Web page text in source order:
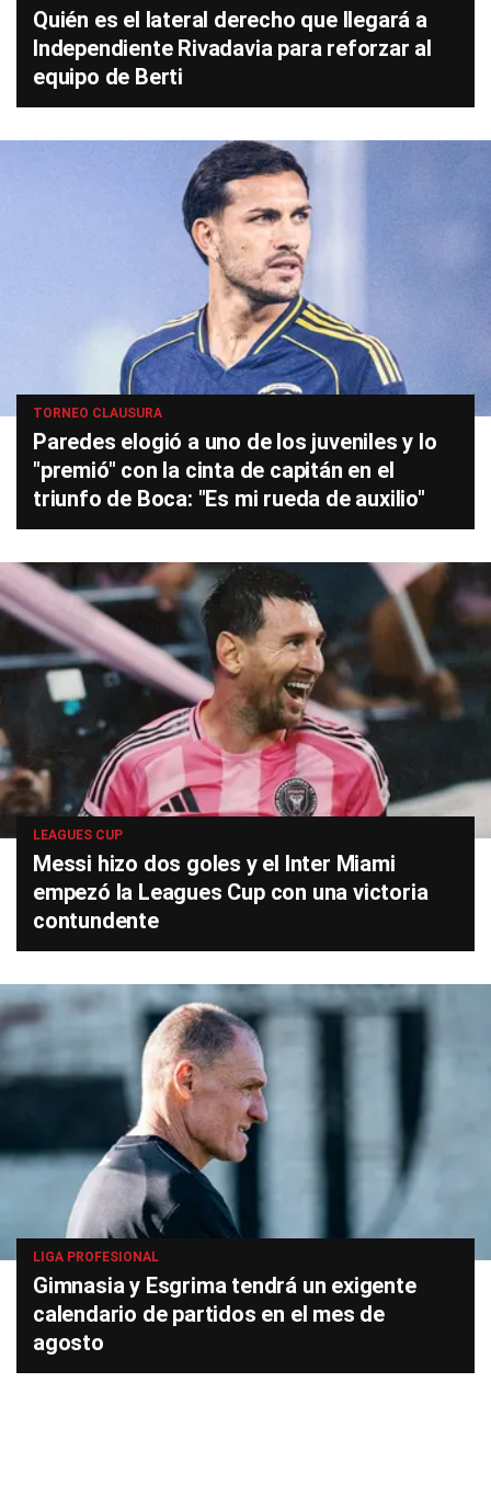
Quién es el lateral derecho que llegará a
Independiente Rivadavia para reforzar al
equipo de Berti
TORNEO CLAUSURA
Paredes elogió a uno de los juveniles y lo
"premió" con la cinta de capitán en el
triunfo de Boca: "Es mi rueda de auxilio"
LEAGUES CUP
Messi hizo dos goles y el Inter Miami
empezó la Leagues Cup con una victoria
contundente
LIGA PROFESIONAL
Gimnasia y Esgrima tendrá un exigente
calendario de partidos en el mes de
agosto